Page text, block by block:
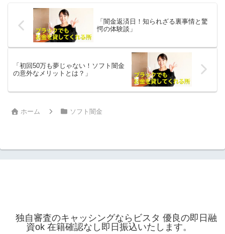
「闇金返済日！知られざる裏事情と驚
愕の体験談」
「初回50万も夢じゃない！ソフト闇金
の意外なメリットとは？」
ホーム ソフト闇金
独自審査のキャッシングならビスタ 優良の即日融
資ok 在籍確認なし即日振込いたします。